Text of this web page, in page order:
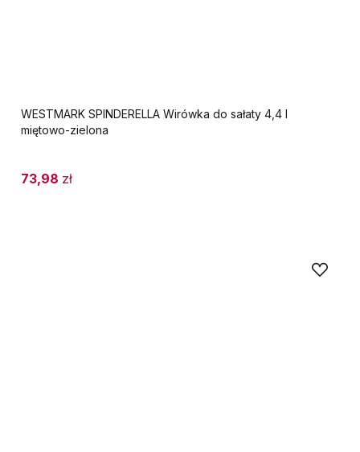
WESTMARK SPINDERELLA Wirówka do sałaty 4,4 l
miętowo-zielona
73,98 zł